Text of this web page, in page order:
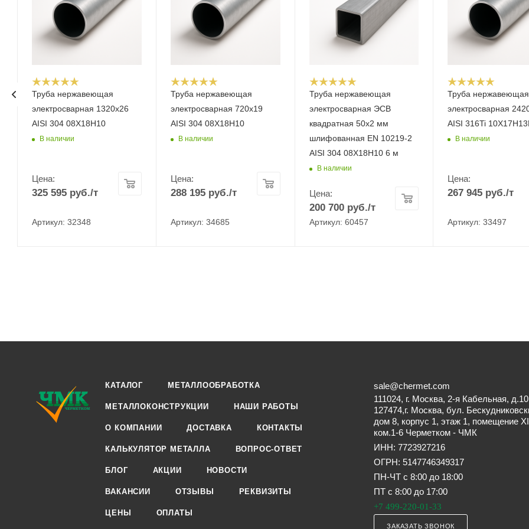
Труба нержавеющая
электросварная 1320х26
AISI 304 08Х18Н10
В наличии
Цена:
325 595 руб./т
Артикул: 32348
Труба нержавеющая
электросварная 720х19
AISI 304 08Х18Н10
В наличии
Цена:
288 195руб./т
Артикул: 34685
Труба нержавеющая
электросварная ЭСВ
квадратная 50х2 мм
шлифованная EN 10219-2
AISI 304 08Х18Н10 6 м
В наличии
Цена:
200 700руб./т
Артикул: 60457
Труба нержавеющая
электросварная
AISI 316Ti
В наличии
Цена:
267 945 руб./т
Артикул: 33497
КАТАЛОГ МЕТАЛЛООБРАБОТКА
МЕТАЛЛОКОНСТРУКЦИИ НАШИ РАБОТЫ
О КОМПАНИИ ДОСТАВКА КОНТАКТЫ
КАЛЬКУЛЯТОР МЕТАЛЛА ВОПРОС-ОТВЕТ
БЛОГ АКЦИИ НОВОСТИ
ВАКАНСИИ ОТЗЫВЫ РЕКВИЗИТЫ
ЦЕНЫ ОПЛАТЫ
sale@chermet.com
111024, г. Москва, 2-я Кабельная, д.10
127474,г. Москва, бул.
дом 8, корпус 1, этаж 1, помещение
ком.1-6 Черметком - ЧМК
ИНН: 7723927216
ОГРН: 5147746349317
ПН-ЧТ с 8:00 до 18:00
ПТ с 8:00 до 17:00
+7 499-220-01-33
ЗАКАЗАТЬ ЗВОНОК